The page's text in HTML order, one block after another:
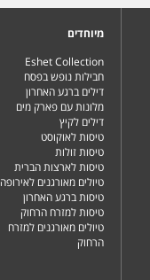
מיוחדים
Eshet Collection
חבילות נופש בפסח
דילים ברגע האחרון
מלונות עם פארק מים
דילים לקיץ
טיסות לאוקוסט
טיסות זולות
טיסות לארצות הברית
טיולים מאורגנים לאירופה
טיסות ברגע האחרון
טיסות למזרח הרחוק
טיולים מאורגנים למזרח
הרחוק